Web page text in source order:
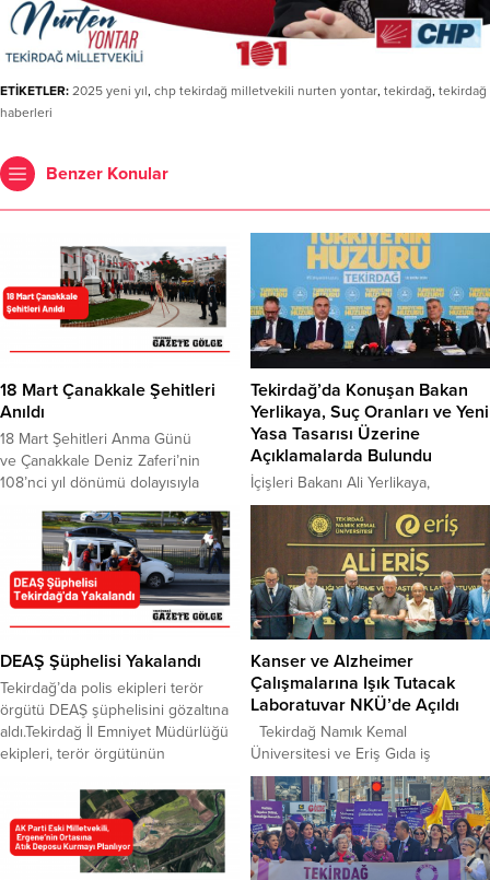
ETİKETLER: 2025 yeni yıl, chp tekirdağ milletvekili nurten yontar, tekirdağ, tekirdağ
haberleri
Benzer Konular
18 Mart Çanakkale Şehitleri
Anıldı
18 Mart Şehitleri Anma Günü
ve Çanakkale Deniz Zaferi’nin
108’nci yıl dönümü dolayısıyla
Etkinlikler, Tekirdağ Valiliği
önündeki Atatürk Anıtı’na çelenk
konulması, saygı duruşu ve İstiklal
Marşı’nın okunmasıyla başladı.
Şeref defterini imzalayan Tekirdağ
kazandığı bu zaferle, düşmanlarının
planlarını bozmuş, heveslerini
kursaklarında bırakmış ve tarihin
akışını değiştirmiştir.Vatanımızda...
Tekirdağ’da Konuşan Bakan
Yerlikaya, Suç Oranları ve Yeni
Yasa Tasarısı Üzerine
Açıklamalarda Bulundu
İçişleri Bakanı Ali Yerlikaya,
Tekirdağ’da gerçekleştirilen asayiş
toplantısında, ruhsatsız silahlarla
ilgili yeni düzenlemeler üzerinde
çalışıldığını açıkladı. İçişleri Bakanı
Ali Yerlikaya başkanlığında,
“Türkiye’nin Huzuru” Asayiş
Toplantısı Tekirdağ’da
gerçekleştirildi. Toplantıya İçişleri
Bakanı Yerlikaya’nın yanı sıra
Jandarma Genel Komutanı Org. Ali
Çardakçı, Emniyet Genel Müdürü
Mahmut Demirtaş, Sahil Güvenlik
Komutanı Oramiral Ahmet Kendir,...
DEAŞ Şüphelisi Yakalandı
Tekirdağ’da polis ekipleri terör
örgütü DEAŞ şüphelisini gözaltına
aldı.Tekirdağ İl Emniyet Müdürlüğü
ekipleri, terör örgütünün
çalışmalarına devam ediyor. Polis
ekipleri, DEAŞ terör örgütü
içerisinde faaliyette bulunduğu
tespit edilen Z.E.E’nin Çorlu’da
Kanser ve Alzheimer
Çalışmalarına Işık Tutacak
Laboratuvar NKÜ’de Açıldı
Tekirdağ Namık Kemal
Üniversitesi ve Eriş Gıda iş
birliğiyle açılan Ali Eriş Zebra Balığı
Araştırma Laboratuvarı, insan
genetiğiyle yüzde 70–80 oranında
benzerlik gösteren zebra balığı
üzerinden kanser, Alzheimer ve